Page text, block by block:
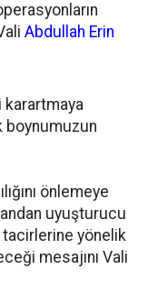
Abdullah Erin
karartmaya
boynumuzun
önlemeye
uyuşturucu
tacirlerine yönelik
mesajını Vali